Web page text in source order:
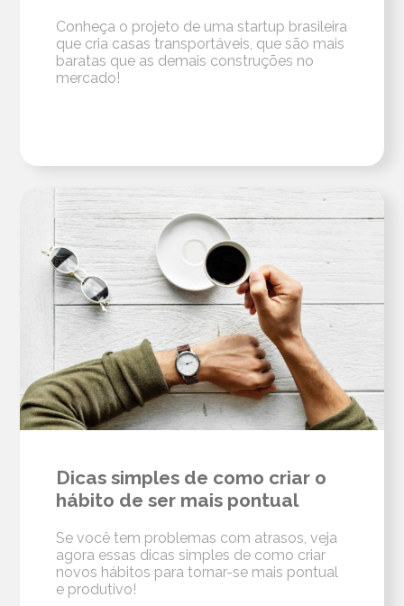
Conheça o projeto de uma startup brasileira
que cria casas transportáveis, que são mais
baratas que as demais construções no
mercado!
Dicas simples de como criar o
hábito de ser mais pontual
Se você tem problemas com atrasos, veja
agora essas dicas simples de como criar
novos hábitos para tornar-se mais pontual
e produtivo!